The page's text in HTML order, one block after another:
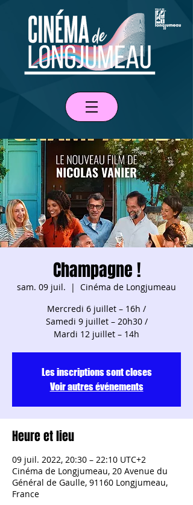
Champagne !
sam. 09 juil.
  |
Cinéma de Longjumeau
Mercredi 6 juillet – 16h /
Samedi 9 juillet – 20h30 /
Mardi 12 juillet – 14h
Les inscriptions sont closes
Voir autres événements
Heure et lieu
09 juil. 2022, 20:30 – 22:10 UTC+2
Cinéma de Longjumeau, 20 Avenue du
Général de Gaulle, 91160 Longjumeau,
France